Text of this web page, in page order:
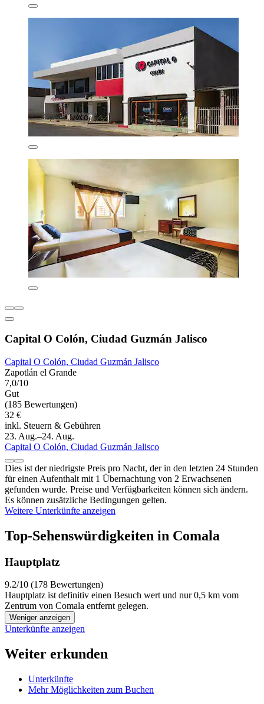
Capital O Colón, Ciudad Guzmán Jalisco
Capital O Colón, Ciudad Guzmán Jalisco
Zapotlán el Grande
7,0/10
Gut
(185 Bewertungen)
32 €
inkl. Steuern & Gebühren
23. Aug.–24. Aug.
Capital O Colón, Ciudad Guzmán Jalisco
Dies ist der niedrigste Preis pro Nacht, der in den letzten 24 Stunden
für einen Aufenthalt mit 1 Übernachtung von 2 Erwachsenen
gefunden wurde. Preise und Verfügbarkeiten können sich ändern.
Es können zusätzliche Bedingungen gelten.
Weitere Unterkünfte anzeigen
Top-Sehenswürdigkeiten in Comala
Hauptplatz
9.2/10 (178 Bewertungen)
Hauptplatz ist definitiv einen Besuch wert und nur 0,5 km vom
Zentrum von Comala entfernt gelegen.
Weniger anzeigen
Unterkünfte anzeigen
Weiter erkunden
Unterkünfte
Mehr Möglichkeiten zum Buchen